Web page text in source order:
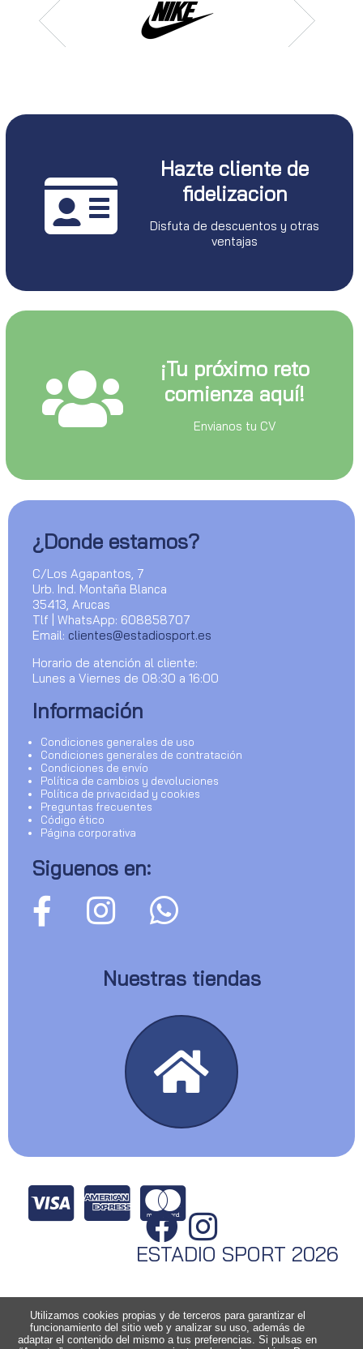
Hazte cliente de
fidelizacion
Disfuta de descuentos y otras
ventajas
¡Tu próximo reto
comienza aquí!
Envianos tu CV
¿Donde estamos?
C/Los Agapantos, 7
Urb. Ind. Montaña Blanca
35413, Arucas
Tlf | WhatsApp: 608858707
Email: clientes@estadiosport.es
Horario de atención al cliente:
Lunes a Viernes de 08:30 a 16:00
Información
Condiciones generales de uso
Condiciones generales de contratación
Condiciones de envío
Política de cambios y devoluciones
Política de privacidad y cookies
Preguntas frecuentes
Código ético
Página corporativa
Siguenos en:
Nuestras tiendas
ESTADIO SPORT 2026
Utilizamos cookies propias y de terceros para garantizar el
funcionamiento del sitio web y analizar su uso, además de
adaptar el contenido del mismo a tus preferencias. Si pulsas en